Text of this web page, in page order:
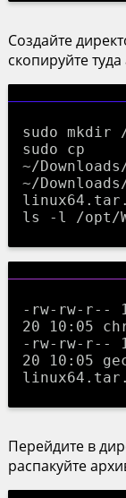
Создайте
скопируйте
sudo mkdir
sudo cp
~/
~/
ls -l /opt/
-rw-rw-r-- 1
20 10:05
-rw-rw-r-- 1
20 10:05
Перейдите в
распакуйте